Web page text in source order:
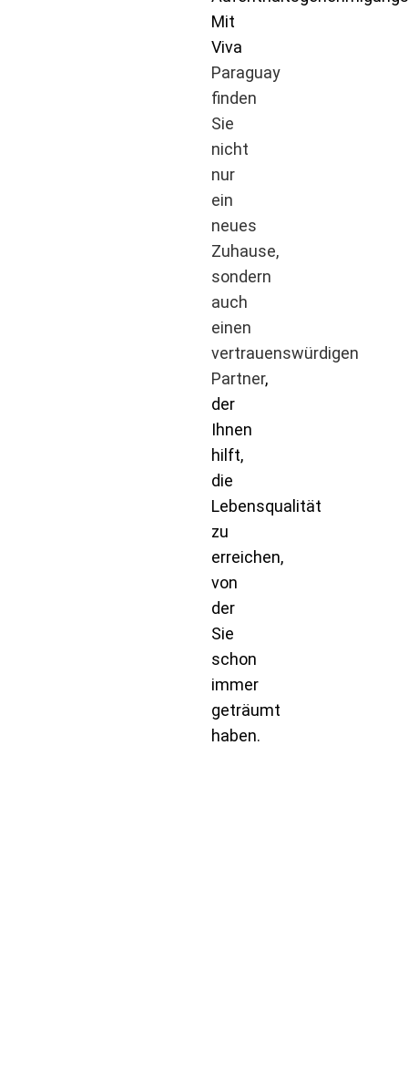
Mit
Viva
Paraguay
finden
Sie
nicht
nur
ein
neues
Zuhause,
sondern
auch
einen
vertrauenswürdigen
Partner,
der
Ihnen
hilft,
die
Lebensqualität
zu
erreichen,
von
der
Sie
schon
immer
geträumt
haben.